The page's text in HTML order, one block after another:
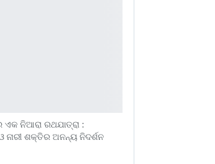
ନିଆରା ରଥଯାତ୍ରା :
ନାରୀ ଶକ୍ତିର ଅନନ୍ୟ ନିଦର୍ଶନ